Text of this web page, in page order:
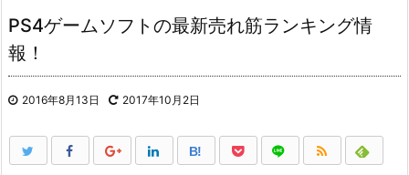
PS4ゲームソフトの最新売れ筋ランキング情
報！
2016年8月13日 2017年10月2日
B!